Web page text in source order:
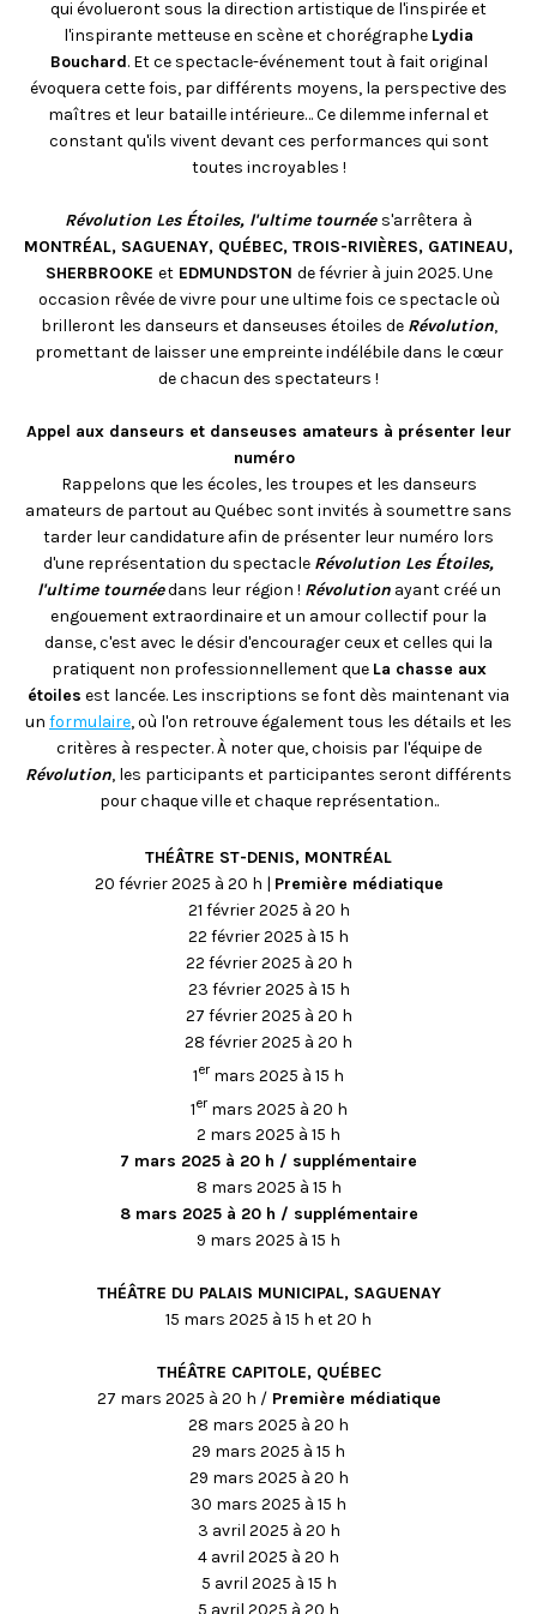
qui évolueront sous la direction artistique de l'inspirée et
l'inspirante metteuse en scène et chorégraphe Lydia
Bouchard. Et ce spectacle-événement tout à fait original
évoquera cette fois, par différents moyens, la perspective des
maîtres et leur bataille intérieure… Ce dilemme infernal et
constant qu'ils vivent devant ces performances qui sont
toutes incroyables !
Révolution Les Étoiles, l'ultime tournée s'arrêtera à
MONTRÉAL, SAGUENAY, QUÉBEC, TROIS-RIVIÈRES, GATINEAU,
SHERBROOKE etEDMUNDSTON de février à juin 2025. Une
occasion rêvée de vivre pour une ultime fois ce spectacle où
brilleront les danseurs et danseuses étoiles de Révolution,
promettant de laisser une empreinte indélébile dans le cœur
de chacun des spectateurs !
Appel aux danseurs et danseuses amateurs à présenter leur
numéro
Rappelons que les écoles, les troupes et les danseurs
amateurs de partout au Québec sont invités à soumettre sans
tarder leur candidature afin de présenter leur numéro lors
d'une représentation du spectacle Révolution Les Étoiles,
l'ultime tournéedans leur région ! Révolutionayant créé un
engouement extraordinaire et un amour collectif pour la
danse, c'est avec le désir d'encourager ceux et celles qui la
pratiquent non professionnellement que La chasse aux
étoiles est lancée. Les inscriptions se font dès maintenant via
un formulaire, où l'on retrouve également tous les détails et les
critères à respecter. À noter que, choisis par l'équipe de
Révolution, les participants et participantes seront différents
pour chaque ville et chaque représentation..
THÉÂTRE ST-DENIS, MONTRÉAL
20 février 2025 à 20 h | Première médiatique
21 février 2025 à 20 h
22 février 2025 à 15 h
22 février 2025 à 20 h
23 février 2025 à 15 h
27 février 2025 à 20 h
28 février 2025 à 20 h
1er mars 2025 à 15 h
1er mars 2025 à 20 h
2 mars 2025 à 15 h
7 mars 2025 à 20 h / supplémentaire
8 mars 2025 à 15 h
8 mars 2025 à 20 h / supplémentaire
9 mars 2025 à 15 h
THÉÂTRE DU PALAIS MUNICIPAL, SAGUENAY
15 mars 2025 à 15 h et 20 h
THÉÂTRE CAPITOLE, QUÉBEC
27 mars 2025 à 20 h /Première médiatique
28 mars 2025 à 20 h
29 mars 2025 à 15 h
29 mars 2025 à 20 h
30 mars 2025 à 15 h
3 avril 2025 à 20 h
4 avril 2025 à 20 h
5 avril 2025 à 15 h